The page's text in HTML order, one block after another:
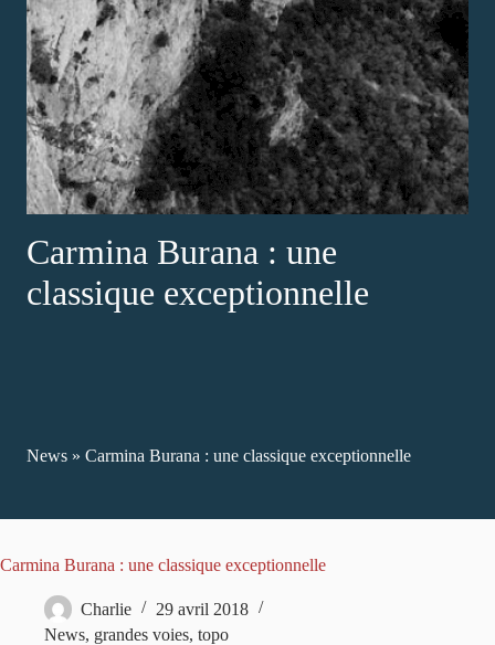
Carmina Burana : une
classique exceptionnelle
News » Carmina Burana : une classique exceptionnelle
Carmina Burana : une classique exceptionnelle
Charlie
29 avril 2018
News, grandes voies, topo